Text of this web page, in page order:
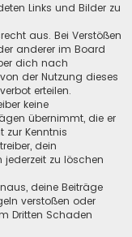
Links und Bilder zu
aus. Bei Verstößen
anderer im Board
dich nach
der Nutzung dieses
erteilen.
keine
übernimmt, die er
zur Kenntnis
dein
jederzeit zu löschen
deine Beiträge
verstoßen oder
Dritten Schaden